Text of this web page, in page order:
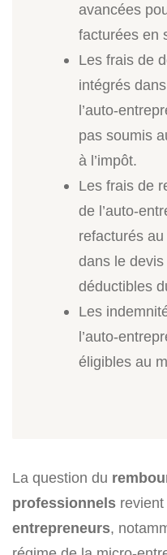
avancées
facturées en
Les frais de
intégrés
l’auto-
pas soumis
à l’impôt.
Les frais de
de l’auto-
refacturés
dans le
déductibles
Les
l’auto-
éligibles au
La question du
professionnels
entrepreneurs,